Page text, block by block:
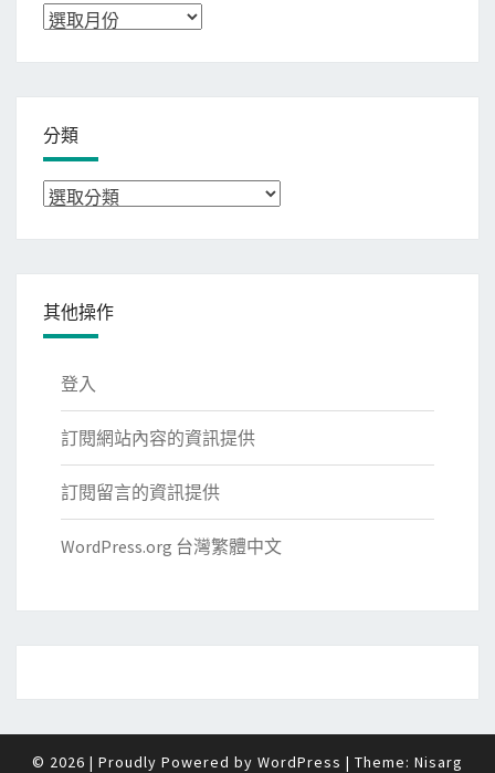
彙
分類
分
其他操作
登入
訂閱網站內容的資訊提供
訂閱留言的資訊提供
WordPress.org 台灣繁體中文
© 2026 | Proudly Powered by WordPress | Theme: Nisarg